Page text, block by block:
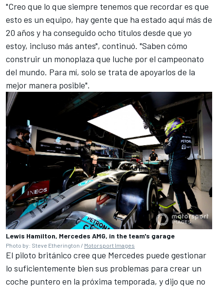
"Creo que lo que siempre tenemos que recordar es que
esto es un equipo, hay gente que ha estado aquí más de
20 años y ha conseguido ocho títulos desde que yo
estoy, incluso más antes", continuó. "Saben cómo
construir un monoplaza que luche por el campeonato
del mundo. Para mí, solo se trata de apoyarlos de la
mejor manera posible".
Lewis Hamilton, Mercedes AMG, in the team's garage
Photo by: Steve Etherington / Motorsport Images
El piloto británico cree que Mercedes puede gestionar
lo suficientemente bien sus problemas para crear un
coche puntero en la próxima temporada, y dijo que no